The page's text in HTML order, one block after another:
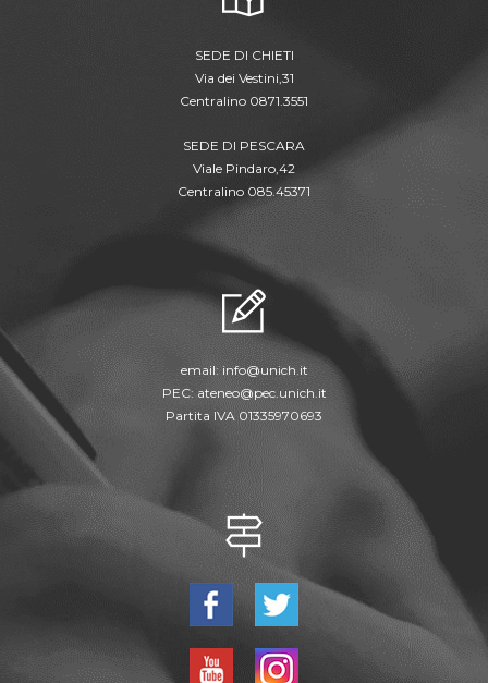
SEDE DI CHIETI
Via dei Vestini,31
Centralino 0871.3551
SEDE DI PESCARA
Viale Pindaro,42
Centralino 085.45371
email: info@unich.it
PEC: ateneo@pec.unich.it
Partita IVA 01335970693